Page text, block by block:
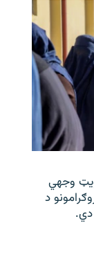
وجهي
د
دي.